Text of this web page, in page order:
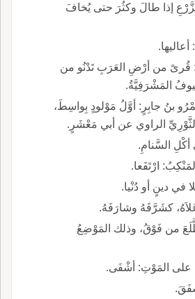
إذا طالَ وكثُرَ حتى يُخافَ
قُرىً من أرْضِ العَرَبِ تَدْنُو من
المَشْرَفِيَّةُ.
المَشْرَفِيِّ عَمْرُو بنُ جابِرٍ: أوَّلُ مَوْلودٍ بِواسِطَ،
الراوي عن أبي مَعْشَرٍ.
السَّنامِ.
اطَّلَعَ من فَوْقُ، وذلك المَوْضِعُ